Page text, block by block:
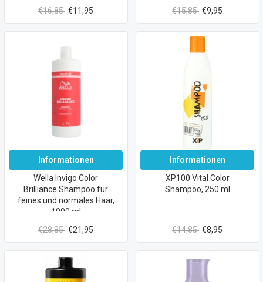
€16,85 €11,95 €15,85 €9,95
Informationen
Wella Invigo Color
Brilliance Shampoo für
feines und normales Haar,
1000 ml
€28,85 €21,95
Informationen
XP100 Vital Color
Shampoo, 250 ml
€14,85 €8,95